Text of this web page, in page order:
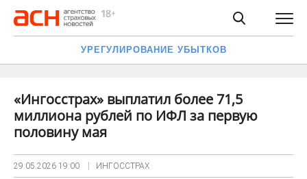
УРЕГУЛИРОВАНИЕ УБЫТКОВ
«Ингосстрах» выплатил более 71,5
миллиона рублей по ИФЛ за первую
половину мая
29.05.2026 19:00 ИНГОССТРАХ